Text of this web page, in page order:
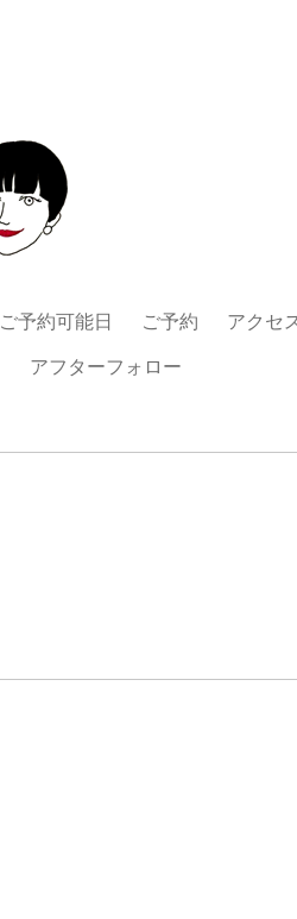
ご予約可能日 ご予約 アクセ
アフターフォロー